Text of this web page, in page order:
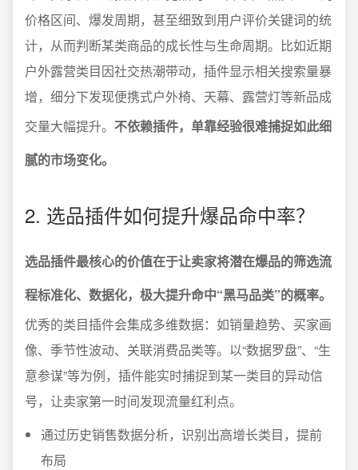
价格区间、爆发周期，甚至细致到用户评价关键词的统
计，从而判断某类商品的成长性与生命周期。比如近期
户外露营类目因社交热潮带动，插件显示相关搜索量暴
增，细分下发现便携式户外椅、天幕、露营灯等新品成
交量大幅提升。 不依赖插件，单靠经验很难捕捉如此细
腻的市场变化。
2. 选品插件如何提升爆品命中率？
选品插件最核心的价值在于让卖家将潜在爆品的筛选流
程标准化、数据化，极大提升命中“黑马品类”的概率。
优秀的类目插件会集成多维数据：如销量趋势、买家画
像、季节性波动、关联消费品类等。以“数据罗盘”、“生
意参谋”等为例，插件能实时捕捉到某一类目的异动信
号，让卖家第一时间发现流量红利点。
通过历史销售数据分析，识别出高增长类目，提前
布局